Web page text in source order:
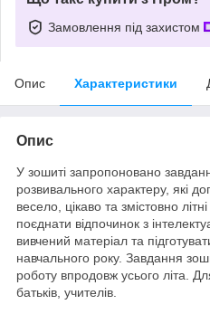
Замовлення під захистом
Опис Характеристики
Опис
У зошиті запропоновано
розвивального характеру, які
весело, цікаво та змістовно
поєднати відпочинок з
вивчений матеріал та
навчального року. Завдання
роботу впродовж усього літа.
батьків, учителів.